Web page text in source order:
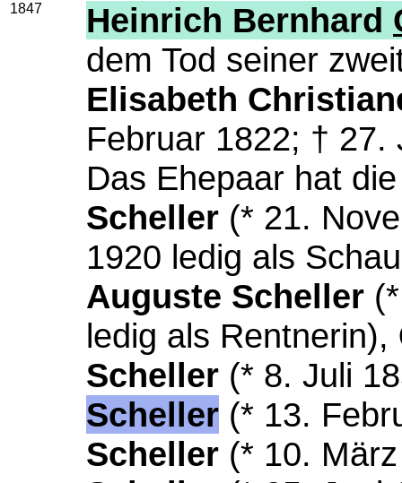
1847 Heinrich Bernhard
dem Tod seiner
Elisabeth
Februar 1822; † 27.
Das Ehepaar hat
Scheller (* 21.
1920 ledig als
Auguste Scheller
ledig als Rentnerin),
Scheller (* 8. Juli
Scheller (* 13.
Scheller (* 10.